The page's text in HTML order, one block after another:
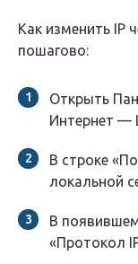
Как изменить IP
пошагово:
Открыть
Интернет —
В строке
локальной
В
«Протокол